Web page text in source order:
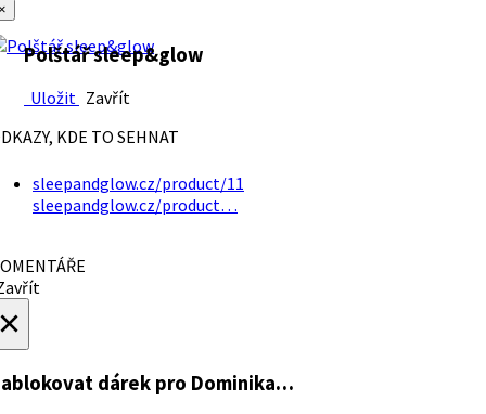
Polštář sleep&glow
Uložit Zavřít
KDE TO SEHNAT
sleepandglow.cz/product/11
sleepandglow.cz/product…
dárek pro Dominika…